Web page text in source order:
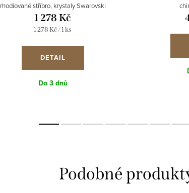
rhodiované stříbro, krystaly Swarovski
1 278 Kč
Měrná
1 278 Kč / 1 ks
DETAIL
Do 3 dnů